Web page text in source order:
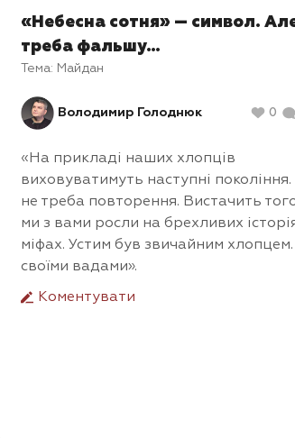
«Небесна сотня» — символ.
треба фальшу…
Тема: Майдан
Володимир Голоднюк 0
«На прикладі наших хлопців
виховуватимуть наступні
не треба повторення. Вистачить
ми з вами росли на брехливих
міфах. Устим був звичайним хлопцем.
своїми вадами».
Коментувати